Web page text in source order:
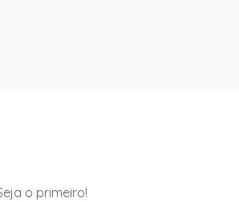
o primeiro!